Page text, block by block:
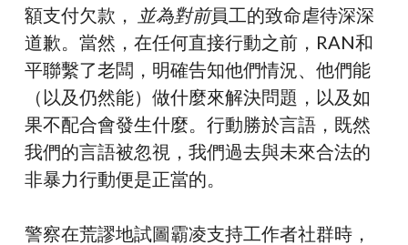
額支付欠款，
並為對前員工的致命虐待深深
道歉。當然，在任何直接行動之前，RAN和
平聯繫了老闆，明確告知他們情況、他們能
（以及仍然能）做什麼來解決問題，以及如
果不配合會發生什麼。行動勝於言語，既然
我們的言語被忽視，我們過去與未來合法的
非暴力行動便是正當的。
警察在荒謬地試圖霸凌支持工作者社群時，